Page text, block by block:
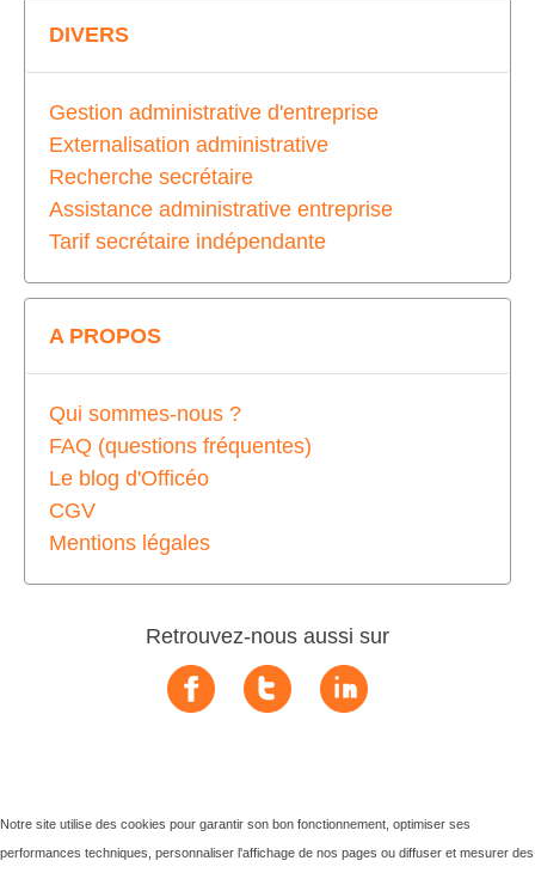
DIVERS
Gestion administrative d'entreprise
Externalisation administrative
Recherche secrétaire
Assistance administrative entreprise
Tarif secrétaire indépendante
A PROPOS
Qui sommes-nous ?
FAQ (questions fréquentes)
Le blog d'Officéo
CGV
Mentions légales
Retrouvez-nous aussi sur
Notre site utilise des cookies pour garantir son bon fonctionnement, optimiser ses
performances techniques, personnaliser l'affichage de nos pages ou diffuser et mesurer des